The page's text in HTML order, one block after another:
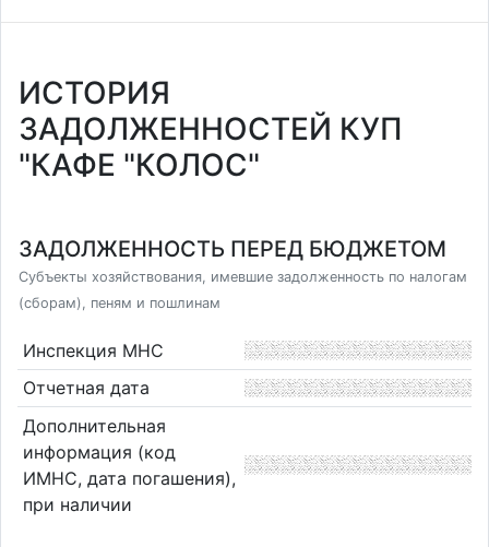
ИСТОРИЯ
ЗАДОЛЖЕННОСТЕЙ КУП
"КАФЕ "КОЛОС"
ЗАДОЛЖЕННОСТЬ ПЕРЕД БЮДЖЕТОМ
Субъекты хозяйствования, имевшие задолженность по налогам
(сборам), пеням и пошлинам
Инспекция МНС
Отчетная дата
Дополнительная
информация (код
ИМНС, дата погашения),
при наличии